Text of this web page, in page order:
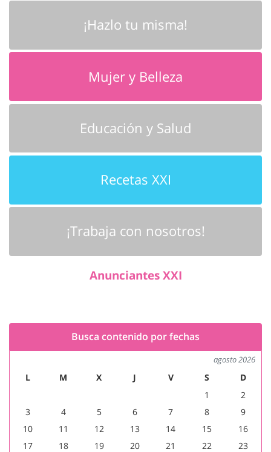
¡Hazlo tu misma!
Mujer y Belleza
Educación y Salud
Recetas XXI
¡Trabaja con nosotros!
Anunciantes XXI
Busca contenido por fechas
agosto 2026
L M X J V S
D
1
2
3
4 5 6 7 8
9
10
11 12 13 14 15
16
17
18 19 20 21 22
23